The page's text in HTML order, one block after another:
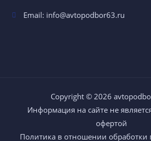
Email: info@avtopodbor63.ru
Copyright © 2026
Информация на сайте не
офертой
Политика в отношении обработки